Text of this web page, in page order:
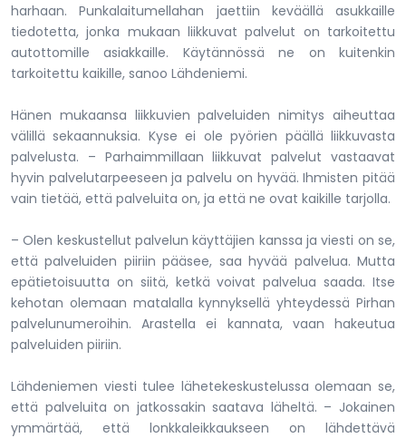
harhaan. Punkalaitumellahan jaettiin keväällä asukkaille
tiedotetta, jonka mukaan liikkuvat palvelut on tarkoitettu
autottomille asiakkaille. Käytännössä ne on kuitenkin
tarkoitettu kaikille, sanoo Lähdeniemi.
Hänen mukaansa liikkuvien palveluiden nimitys aiheuttaa
välillä sekaannuksia. Kyse ei ole pyörien päällä liikkuvasta
palvelusta. – Parhaimmillaan liikkuvat palvelut vastaavat
hyvin palvelutarpeeseen ja palvelu on hyvää. Ihmisten pitää
vain tietää, että palveluita on, ja että ne ovat kaikille tarjolla.
– Olen keskustellut palvelun käyttäjien kanssa ja viesti on se,
että palveluiden piiriin pääsee, saa hyvää palvelua. Mutta
epätietoisuutta on siitä, ketkä voivat palvelua saada. Itse
kehotan olemaan matalalla kynnyksellä yhteydessä Pirhan
palvelunumeroihin. Arastella ei kannata, vaan hakeutua
palveluiden piiriin.
Lähdeniemen viesti tulee lähetekeskustelussa olemaan se,
että palveluita on jatkossakin saatava läheltä. – Jokainen
ymmärtää, että lonkkaleikkaukseen on lähdettävä